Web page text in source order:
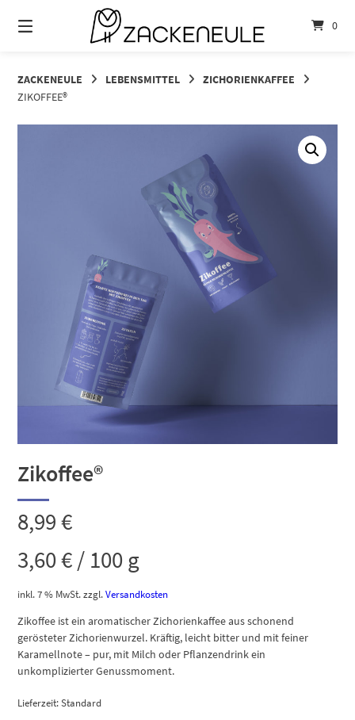
zum
0
ZACKENEULE LEBENSMITTEL
ZICHORIENKAFFEE
ZIKOFFEE®
Zikoffee®
8,99€
3,60€/ 100g
inkl. 7 % MwSt. zzgl.Versandkosten
Zikoffee ist ein aromatischer Zichorienkaffee aus schonend
gerösteter Zichorienwurzel. Kräftig, leicht bitter und mit feiner
Karamellnote – pur, mit Milch oder Pflanzendrink ein
unkomplizierter Genussmoment.
Lieferzeit:Standard